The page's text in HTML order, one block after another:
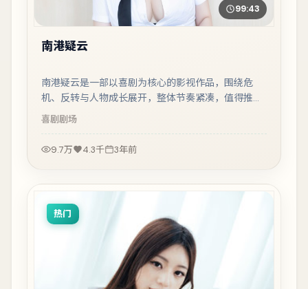
99:43
南港疑云
南港疑云是一部以喜剧为核心的影视作品，围绕危
机、反转与人物成长展开，整体节奏紧凑，值得推荐
观看。
喜剧剧场
9.7万 4.3千 3年前
热门